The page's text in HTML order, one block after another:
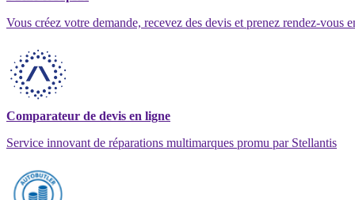
Vous créez votre demande, recevez des devis et prenez rendez-vous
Comparateur de devis en ligne
Service innovant de réparations multimarques promu par Stellantis